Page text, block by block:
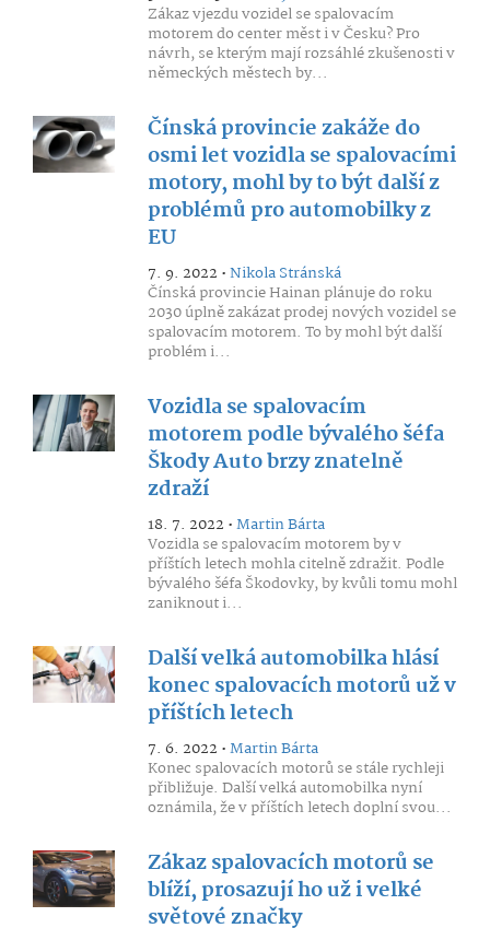
Zákaz vjezdu vozidel se spalovacím
motorem do center měst i v Česku? Pro
návrh, se kterým mají rozsáhlé zkušenosti v
německých městech by...
Čínská provincie zakáže do
osmi let vozidla se spalovacími
motory, mohl by to být další z
problémů pro automobilky z
EU
7. 9. 2022 •Nikola Stránská
Čínská provincie Hainan plánuje do roku
2030 úplně zakázat prodej nových vozidel se
spalovacím motorem. To by mohl být další
problém i...
Vozidla se spalovacím
motorem podle bývalého šéfa
Škody Auto brzy znatelně
zdraží
18. 7. 2022 •Martin Bárta
Vozidla se spalovacím motorem by v
příštích letech mohla citelně zdražit. Podle
bývalého šéfa Škodovky, by kvůli tomu mohl
zaniknout i...
Další velká automobilka hlásí
konec spalovacích motorů už v
příštích letech
7. 6. 2022 •Martin Bárta
Konec spalovacích motorů se stále rychleji
přibližuje. Další velká automobilka nyní
oznámila, že v příštích letech doplní svou...
Zákaz spalovacích motorů se
blíží, prosazují ho už i velké
světové značky